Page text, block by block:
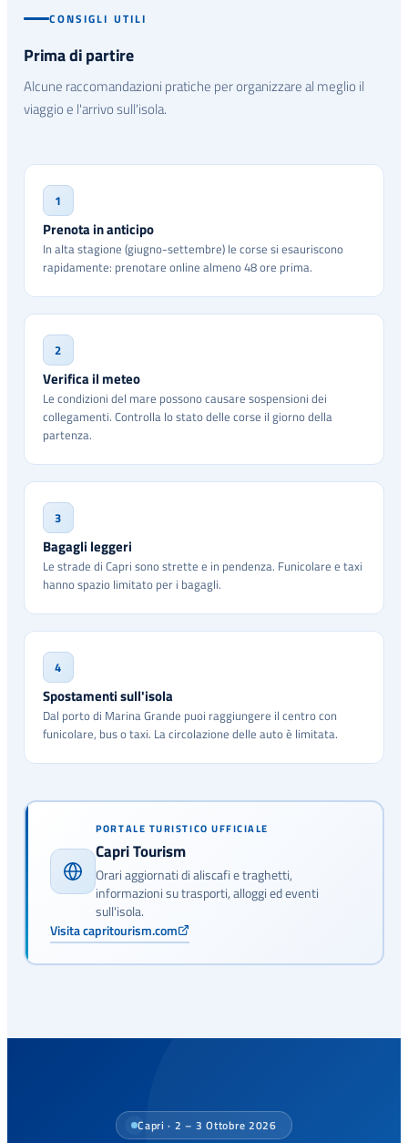
CONSIGLI UTILI
Prima di partire
Alcune raccomandazioni pratiche per organizzare al meglio il
viaggio e l'arrivo sull'isola.
1
Prenota in anticipo
In alta stagione (giugno-settembre) le corse si esauriscono
rapidamente: prenotare online almeno 48 ore prima.
2
Verifica il meteo
Le condizioni del mare possono causare sospensioni dei
collegamenti. Controlla lo stato delle corse il giorno della
partenza.
3
Bagagli leggeri
Le strade di Capri sono strette e in pendenza. Funicolare e taxi
hanno spazio limitato per i bagagli.
4
Spostamenti sull'isola
Dal porto di Marina Grande puoi raggiungere il centro con
funicolare, bus o taxi. La circolazione delle auto è limitata.
PORTALE TURISTICO UFFICIALE
Capri Tourism
Orari aggiornati di aliscafi e traghetti,
informazioni su trasporti, alloggi ed eventi
sull'isola.
Visita capritourism.com
Capri · 2 – 3 Ottobre 2026